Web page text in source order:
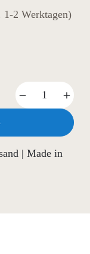
2 Werktagen)
| Made in